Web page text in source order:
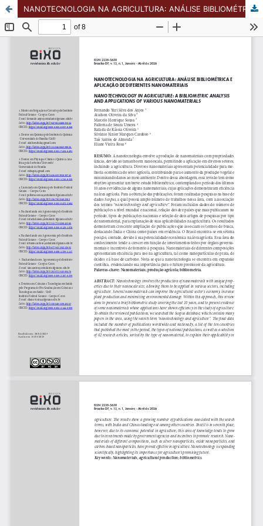
NANOTECNOLOGIA NA AGRICULTURA: ANÁLISE BIBLIOMÉTRICA E APLICAÇÃO DE DIFERENTES NANOMATERIAIS